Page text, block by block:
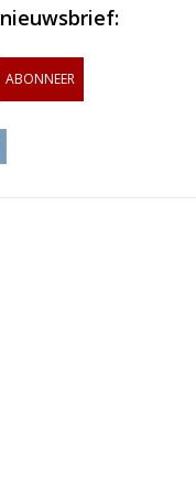
die
van hout
en tangentiale
daar rekening mee
ABONNEER